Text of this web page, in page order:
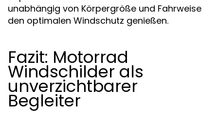
unabhängig von Körpergröße und Fahrweise
den optimalen Windschutz genießen.
Fazit: Motorrad
Windschilder als
unverzichtbarer
Begleiter